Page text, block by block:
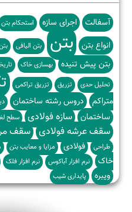
آسفالت اجرای سازه استحکام بتن
انواع بتن
بتن بتن الیافی
بتن پیش تنیده بهسازی خاک
تحلیل حدی
تزریق تزریق تراکمی
متراکم
دروس رشته ساختمان
ساختمان سازه فولادی سطح
سقف عرشه فولادی سقف
طراحی فولادی مزایا و معایب بتن
خاک
نرم افزار آباکوس نرم افزار فلک
ویبره
پایداری شیب